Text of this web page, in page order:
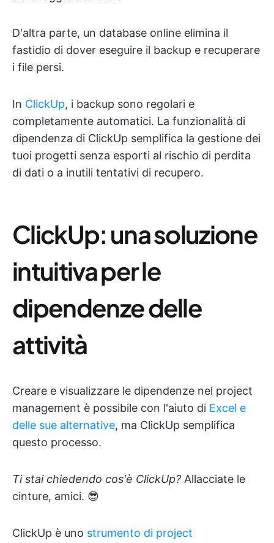
D'altra parte, un database online elimina il
fastidio di dover eseguire il backup e recuperare
i file persi.
In ClickUp, i backup sono regolari e
completamente automatici. La funzionalità di
dipendenza di ClickUp semplifica la gestione dei
tuoi progetti senza esporti al rischio di perdita
di dati o a inutili tentativi di recupero.
ClickUp: una soluzione
intuitiva per le
dipendenze delle
attività
Creare e visualizzare le dipendenze nel project
management è possibile con l'aiuto di Excel e
delle sue alternative, ma ClickUp semplifica
questo processo.
Ti stai chiedendo cos'è ClickUp? Allacciate le
cinture, amici. 😎
ClickUp è uno strumento di project